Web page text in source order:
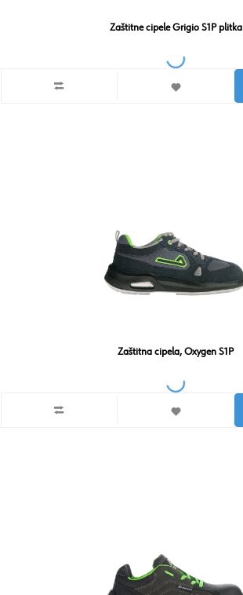
Zaštitne cipele Grigio S1P plitka
Zaštitna cipela, Oxygen S1P